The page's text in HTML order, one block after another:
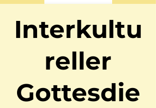
Interkultu
reller
Gottesdie